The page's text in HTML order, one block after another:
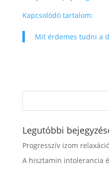
Kapcsolódó tartalom:
Mit érdemes tudni a
Legutóbbi
Progresszív izom
A hisztamin intolerancia